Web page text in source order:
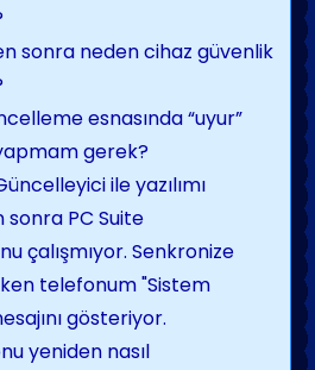
sonra neden cihaz güvenlik
esnasında “uyur”
gerek?
ile yazılımı
PC Suite
çalışmıyor. Senkronize
telefonum "Sistem
gösteriyor.
yeniden nasıl